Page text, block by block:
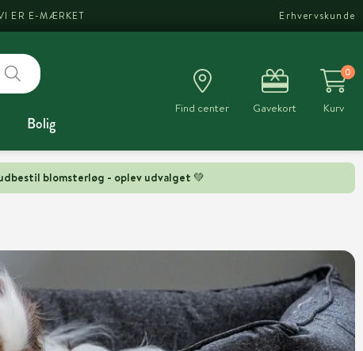
blomsterløg - oplev udvalget 💚
ER E-MÆRKET Erhvervskunde
Bolig
Find center Gavekort
0
Kurv